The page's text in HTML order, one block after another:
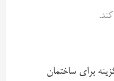
برای ساختمان